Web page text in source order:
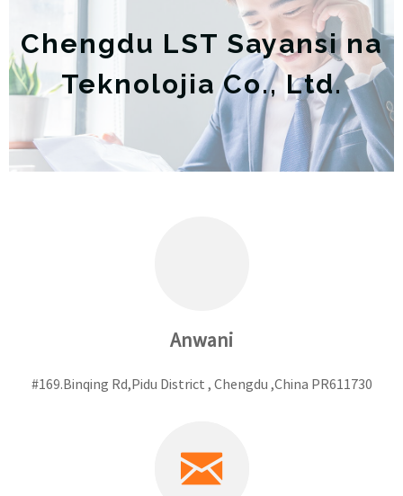
Chengdu LST Sayansi na
Teknolojia Co., Ltd.
Anwani
#169.Binqing Rd,Pidu District , Chengdu ,China PR611730